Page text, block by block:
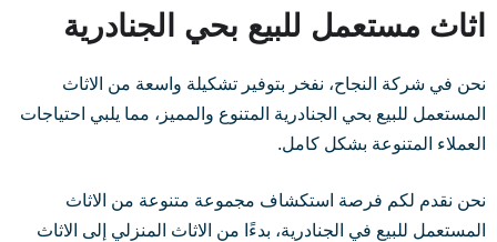
اثاث مستعمل للبيع بحي الجنادرية
نحن في شركة النجاح، نفخر بتوفير تشكيلة واسعة من الاثاث
المستعمل للبيع بحي الجنادرية المتنوع والمميز، مما يلبي احتياجات
العملاء المتنوعة بشكل كامل.
نحن نقدم لكم فرصة استكشاف مجموعة متنوعة من الاثاث
المستعمل للبيع في الجنادرية، بدءًا من الاثاث المنزلي إلى الاثاث